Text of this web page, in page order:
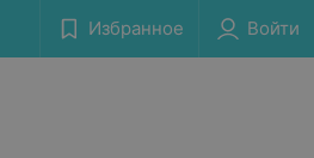
Избранное Войти